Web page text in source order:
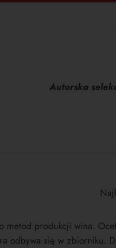
Autorska
produkcji wina.
odbywa się w zbiorniku.